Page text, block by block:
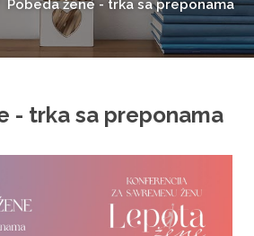
Pobeda žene - trka sa preponama
- trka sa preponama